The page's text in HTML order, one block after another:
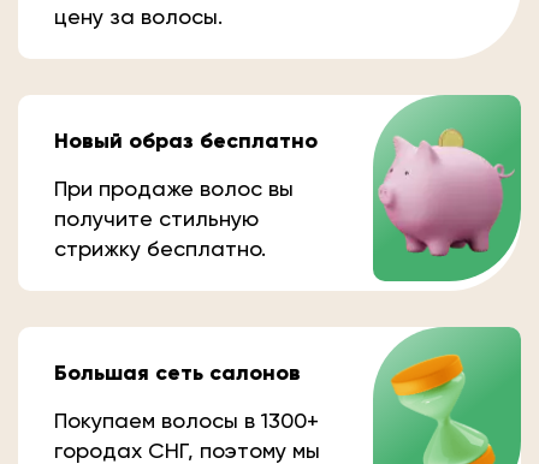
цену за волосы.
Новый образ бесплатно
При продаже волос вы
получите стильную
стрижку бесплатно.
Большая сеть салонов
Покупаем волосы в 1300+
городах СНГ, поэтому мы